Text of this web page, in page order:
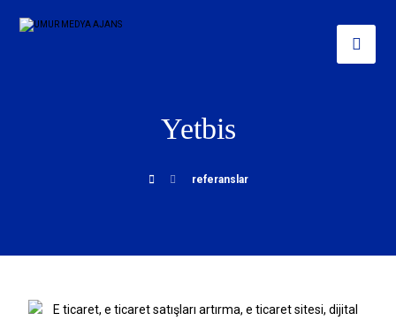
Yetbis
referanslar